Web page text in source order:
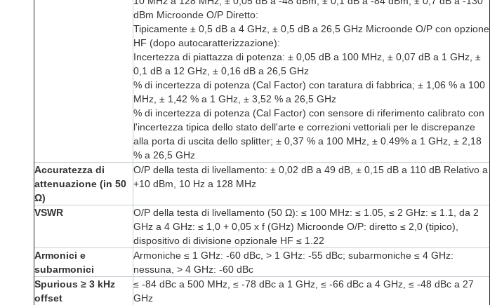
dBm Microonde O/P Diretto:
Tipicamente ± 0,5 dB a 4 GHz, ± 0,5 dB a 26,5 GHz Microonde O/P con opzione
HF (dopo autocaratterizzazione):
Incertezza di piattazza di potenza: ± 0,05 dB a 100 MHz, ± 0,07 dB a 1 GHz, ±
0,1 dB a 12 GHz, ± 0,16 dB a 26,5 GHz
% di incertezza di potenza (Cal Factor) con taratura di fabbrica; ± 1,06 % a 100
MHz, ± 1,42 % a 1 GHz, ± 3,52 % a 26,5 GHz
% di incertezza di potenza (Cal Factor) con sensore di riferimento calibrato con
l'incertezza tipica dello stato dell'arte e correzioni vettoriali per le discrepanze
alla porta di uscita dello splitter; ± 0,37 % a 100 MHz, ± 0.49% a 1 GHz, ± 2,18
% a 26,5 GHz
Accuratezza di
attenuazione (in 50
Ω)
O/P della testa di livellamento: ± 0,02 dB a 49 dB, ± 0,15 dB a 110 dB Relativo a
+10 dBm, 10 Hz a 128 MHz
VSWR
O/P della testa di livellamento (50 Ω): ≤ 100 MHz: ≤ 1.05, ≤ 2 GHz: ≤ 1.1, da 2
GHz a 4 GHz: ≤ 1,0 + 0,05 x f (GHz) Microonde O/P: diretto ≤ 2,0 (tipico),
dispositivo di divisione opzionale HF ≤ 1.22
Armonici e
subarmonici
Armoniche ≤ 1 GHz: -60 dBc, > 1 GHz: -55 dBc; subarmoniche ≤ 4 GHz:
nessuna, > 4 GHz: -60 dBc
Spurious ≥ 3 kHz
offset
≤ -84 dBc a 500 MHz, ≤ -78 dBc a 1 GHz, ≤ -66 dBc a 4 GHz, ≤ -48 dBc a 27
GHz